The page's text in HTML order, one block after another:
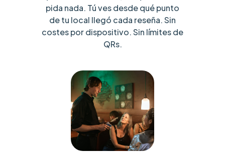
pida nada. Tú ves desde qué punto
de tu local llegó cada reseña. Sin
costes por dispositivo. Sin límites de
QRs.